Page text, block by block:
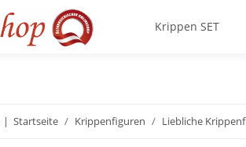
Krippen SET
Startseite Krippenfiguren Liebliche